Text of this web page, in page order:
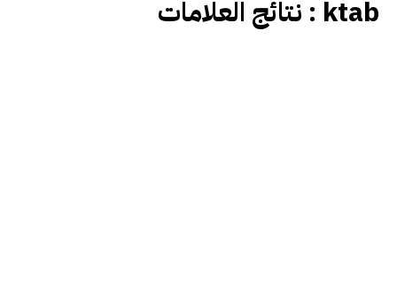
نتائج العلامات : ktab